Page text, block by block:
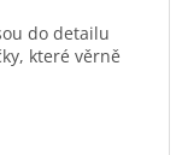
do detailu
které věrně